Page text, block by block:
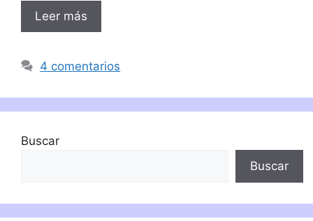
Leer más
4 comentarios
Buscar
Buscar